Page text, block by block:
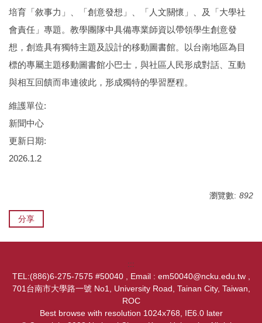
培育「敘事力」、「創意發想」、「人文關懷」、及「大學社
會責任」專題。教學團隊中具備專業師資以帶領學生創意發
想，創造具有獨特主題及設計的移動圖書館。以台南地區為目
標的專屬主題移動圖書館小巴士，與社區人民形成對話、互動
與相互回饋而串連彼此，形成獨特的學習歷程。
維護單位:
新聞中心
更新日期:
2026.1.2
瀏覽數: 892
分享
:::
TEL:(886)6-275-7575 #50040 , Email : em50040@ncku.edu.tw ,
701台南市大學路一號 No1, University Road, Tainan City, Taiwan,
ROC
Best browse with resolution 1024x768, IE6.0 later